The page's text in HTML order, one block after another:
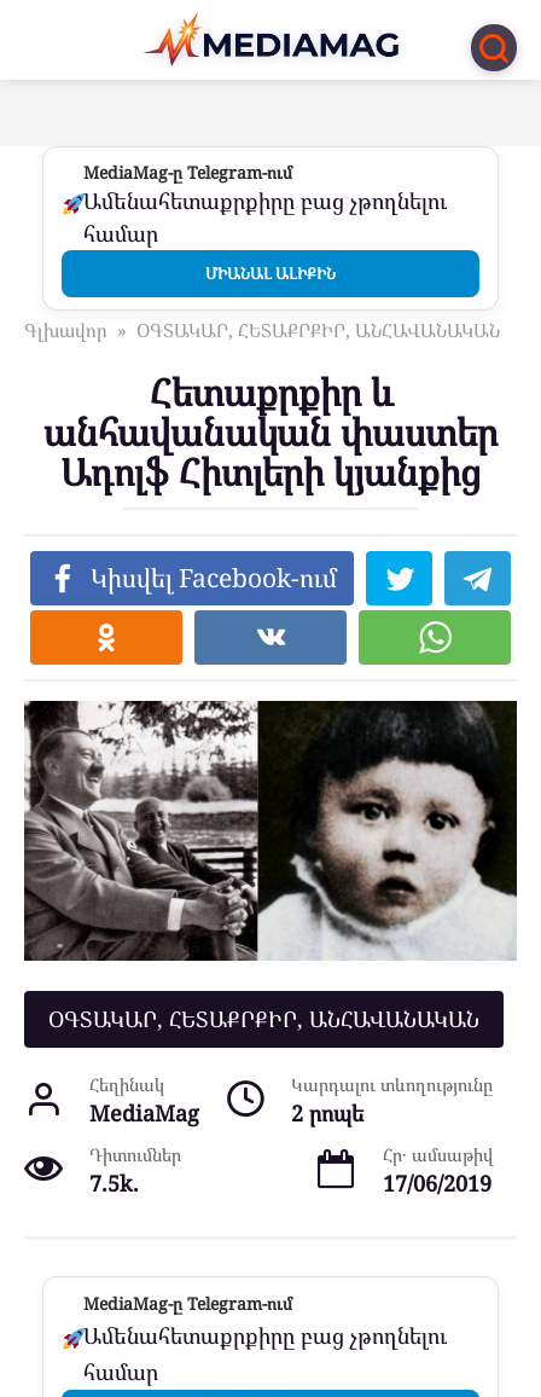
Перейти
контенту
MediaMag-ը Telegram-ում
Ամենահետաքրքիրը բաց չթողնելու
համար
ՄԻԱՆԱԼ ԱԼԻՔԻՆ
Գլխավոր » ՕԳՏԱԿԱՐ, ՀԵՏԱՔՐՔԻՐ, ԱՆՀԱՎԱՆԱԿԱՆ
Հետաքրքիր և
անհավանական փաստեր
Ադոլֆ Հիտլերի կյանքից
Կիսվել Facebook-ում
ՕԳՏԱԿԱՐ, ՀԵՏԱՔՐՔԻՐ, ԱՆՀԱՎԱՆԱԿԱՆ
Հեղինակ
MediaMag
Կարդալու տևողությունը
2 րոպե
Դիտումներ
7.5k.
Հր․ ամսաթիվ
17/06/2019
MediaMag-ը Telegram-ում
Ամենահետաքրքիրը բաց չթողնելու
համար